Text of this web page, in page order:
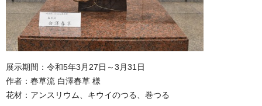
展示期間：令和5年3月27日～3月31日
作者：春草流 白澤春草 様
花材：アンスリウム、キウイのつる、巻つる